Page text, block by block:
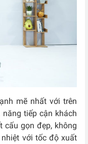
mẽ nhất với trên
tiếp cận khách
cấu gọn đẹp, không
với tốc độ xuất